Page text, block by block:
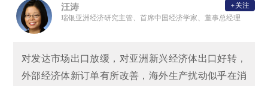
汪涛
瑞银亚洲经济研究主管、首席中国经济学家、董事总经理
+关注
对发达市场出口放缓，对亚洲新兴经济体出口好转，
外部经济体新订单有所改善，海外生产扰动似乎在消